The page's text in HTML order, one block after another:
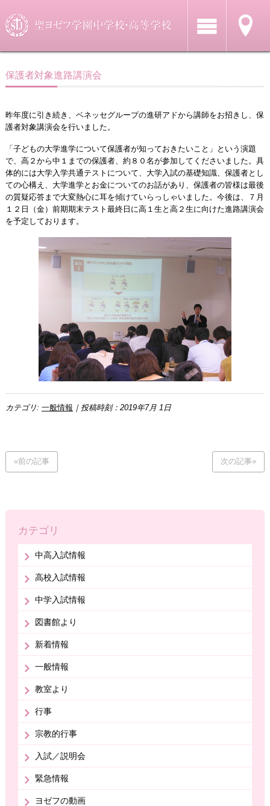
保護者対象進路講演会
昨年度に引き続き、ベネッセグループの進研アドから講師をお招きし、保
護者対象講演会を行いました。
「子どもの大学進学について保護者が知っておきたいこと」という演題
で、高２から中１までの保護者、約８０名が参加してくださいました。具
体的には大学入学共通テストについて、大学入試の基礎知識、保護者とし
ての心構え、大学進学とお金についてのお話があり、保護者の皆様は最後
の質疑応答まで大変熱心に耳を傾けていらっしゃいました。今後は、７月
１２日（金）前期期末テスト最終日に高１生と高２生に向けた進路講演会
を予定しております。
カテゴリ: 一般情報 ｜投稿時刻：2019年7月 1日
«前の記事 次の記事»
カテゴリ
中高入試情報
高校入試情報
中学入試情報
図書館より
新着情報
一般情報
教室より
行事
宗教的行事
入試／説明会
緊急情報
ヨゼフの動画